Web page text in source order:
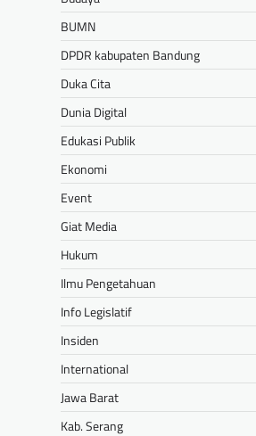
BUMN
DPDR kabupaten Bandung
Duka Cita
Dunia Digital
Edukasi Publik
Ekonomi
Event
Giat Media
Hukum
Ilmu Pengetahuan
Info Legislatif
Insiden
International
Jawa Barat
Kab. Serang